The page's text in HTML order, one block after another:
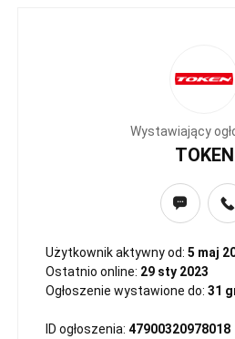
Wystawiający
TOKEN
Użytkownik aktywny od: 5 maj
Ostatnio online: 29 sty 2023
Ogłoszenie wystawione do: 31
ID ogłoszenia: 47900320978018